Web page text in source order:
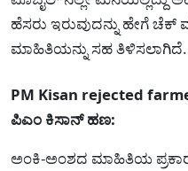
ಹೆಸರು ಇರುವುದನ್ನು ಹೇಗೆ ಚೆಕ್
ಮಾಹಿತಿಯನ್ನು ಸಹ ತಿಳಿಸಲಾಗಿದೆ.
PM Kisan rejected
ಪಿಎಂ ಕಿಸಾನ್ ಹಣ:
ಅಂಕಿ-ಅಂಶದ ಮಾಹಿತಿಯ